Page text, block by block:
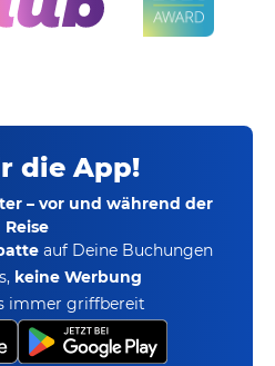
die App!
– vor und während der
Reise
auf Deine Buchungen
keine Werbung
immer griffbereit